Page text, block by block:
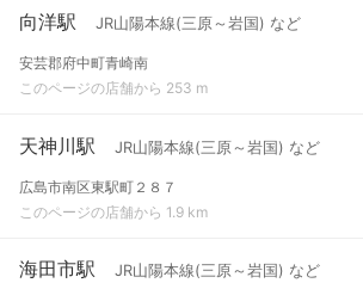
向洋駅 JR山陽本線(三原～岩国) など
安芸郡府中町青崎南
このページの店舗から 253 m
天神川駅 JR山陽本線(三原～岩国) など
広島市南区東駅町２８７
このページの店舗から 1.9 km
海田市駅 JR山陽本線(三原～岩国) など